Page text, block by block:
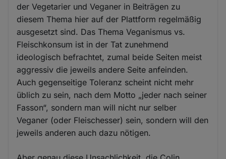
der Vegetarier und Veganer in Beiträgen zu
diesem Thema hier auf der Plattform regelmäßig
ausgesetzt sind. Das Thema Veganismus vs.
Fleischkonsum ist in der Tat zunehmend
ideologisch befrachtet, zumal beide Seiten meist
aggressiv die jeweils andere Seite anfeinden.
Auch gegenseitige Toleranz scheint nicht mehr
üblich zu sein, nach dem Motto „jeder nach seiner
Fasson“, sondern man will nicht nur selber
Veganer (oder Fleischesser) sein, sondern will den
jeweils anderen auch dazu nötigen.